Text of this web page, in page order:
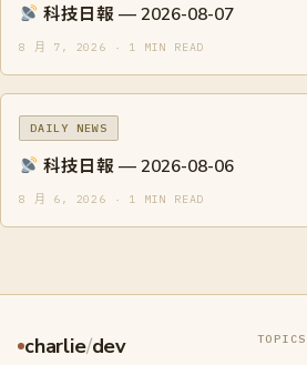
科技日報 — 2026-08-07
8 月 7, 2026 · 1 MIN READ
DAILY NEWS
科技日報 — 2026-08-06
8 月 6, 2026 · 1 MIN READ
charlie/dev TOPICS